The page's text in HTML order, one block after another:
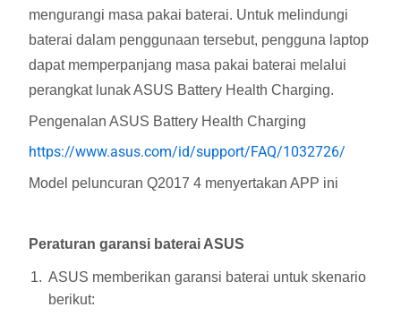
mengurangi masa pakai baterai. Untuk melindungi
baterai dalam penggunaan tersebut, pengguna laptop
dapat memperpanjang masa pakai baterai melalui
perangkat lunak ASUS Battery Health Charging.
Pengenalan ASUS Battery Health Charging
https://www.asus.com/id/support/FAQ/1032726/
Model peluncuran Q2017 4 menyertakan APP ini
Peraturan garansi baterai ASUS
ASUS memberikan garansi baterai untuk skenario
berikut: